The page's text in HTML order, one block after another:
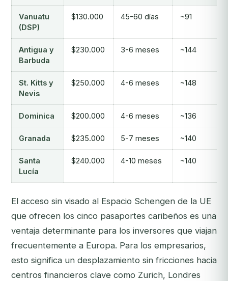
Vanuatu
(DSP)
$130.000 45-60 días ~91
Antigua y
Barbuda
$230.000 3-6 meses ~144
St. Kitts y
Nevis
$250.000 4-6 meses ~148
Dominica $200.000 4-6 meses ~136
Granada $235.000 5-7 meses ~140
Santa
Lucía
$240.000 4-10 meses ~140
El acceso sin visado al Espacio Schengen de la UE
que ofrecen los cinco pasaportes caribeños es una
ventaja determinante para los inversores que viajan
frecuentemente a Europa. Para los empresarios,
esto significa un desplazamiento sin fricciones hacia
centros financieros clave como Zurich, Londres